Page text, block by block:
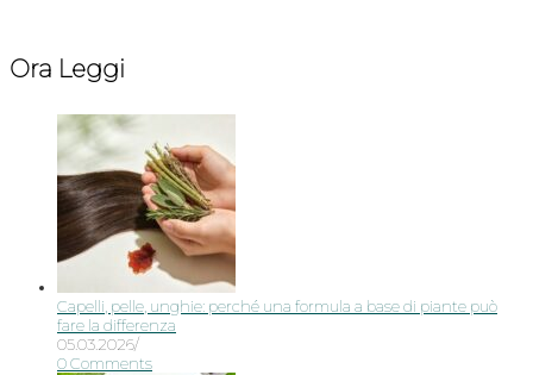
Ora Leggi
Capelli, pelle, unghie: perché una formula a base di piante può
fare la differenza
05.03.2026/
0 Comments